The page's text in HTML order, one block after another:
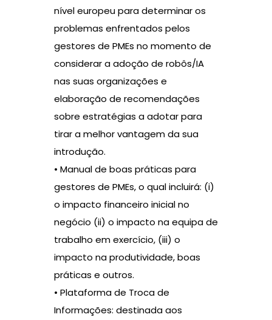
nível europeu para determinar os
problemas enfrentados pelos
gestores de PMEs no momento de
considerar a adoção de robôs/IA
nas suas organizações e
elaboração de recomendações
sobre estratégias a adotar para
tirar a melhor vantagem da sua
introdução.
• Manual de boas práticas para
gestores de PMEs, o qual incluirá: (i)
o impacto financeiro inicial no
negócio (ii) o impacto na equipa de
trabalho em exercício, (iii) o
impacto na produtividade, boas
práticas e outros.
• Plataforma de Troca de
Informações: destinada aos